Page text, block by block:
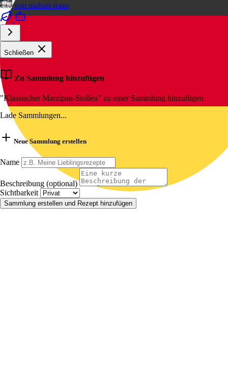
von malsati-team
Schließen
Zu Sammlung hinzufügen
"Klassischer Marzipan-Stollen" zu einer Sammlung hinzufügen
Lade Sammlungen...
Neue Sammlung erstellen
Name
Beschreibung (optional)
Sichtbarkeit
Sammlung erstellen und Rezept hinzufügen